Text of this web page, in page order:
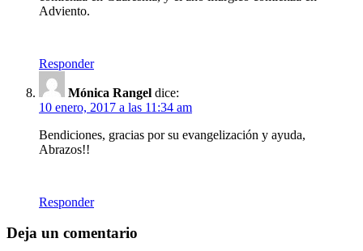
Adviento.
Responder
Mónica Rangel dice:
10 enero, 2017 a las 11:34 am
Bendiciones, gracias por su evangelización y ayuda,
Abrazos!!
Responder
Deja un comentario